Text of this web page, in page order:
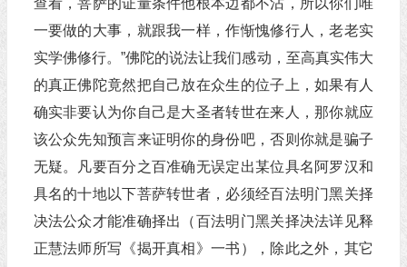
查看，菩萨的证量条件他根本边都不沾，所以你们唯
一要做的大事，就跟我一样，作惭愧修行人，老老实
实学佛修行。”佛陀的说法让我们感动，至高真实伟大
的真正佛陀竟然把自己放在众生的位子上，如果有人
确实非要认为你自己是大圣者转世在来人，那你就应
该公众先知预言来证明你的身份吧，否则你就是骗子
无疑。凡要百分之百准确无误定出某位具名阿罗汉和
具名的十地以下菩萨转世者，必须经百法明门黑关择
决法公众才能准确择出（百法明门黑关择决法详见释
正慧法师所写《揭开真相》一书），除此之外，其它